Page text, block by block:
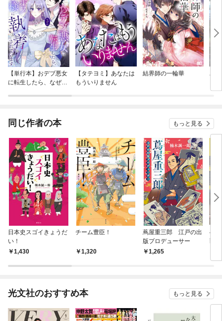
【単行本】おデブ悪女
に転生したら、なぜか
【タテヨミ】あなたは
もういりません
結界師の一輪華
バ
今
同じ作者の本 もっと見る
日本史スゴイきょうだ
い！
1,430
チーム豊臣！
1,320
蔦屋重三郎 江戸の出
版プロデューサー
1,265
47
戦
宗
光文社のおすすめ本 もっと見る